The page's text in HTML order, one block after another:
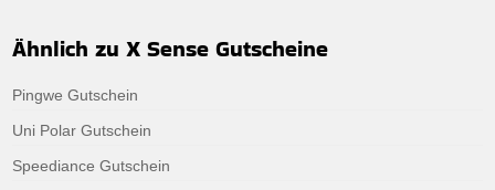
Ähnlich zu X Sense Gutscheine
Pingwe Gutschein
Uni Polar Gutschein
Speediance Gutschein